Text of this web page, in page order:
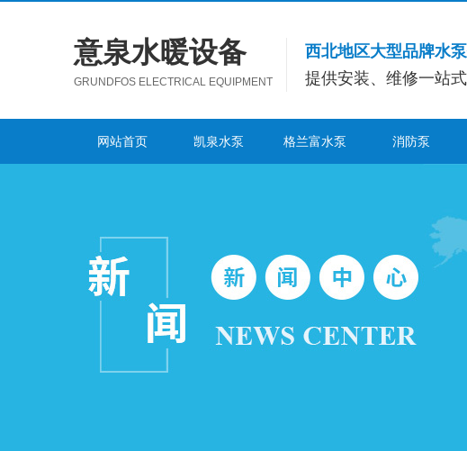
意泉水暖设备
GRUNDFOS ELECTRICAL EQUIPMENT
西北地区大型品牌水
提供安装、维修一站
网站首页 凯泉水泵 格兰富水泵 消防泵